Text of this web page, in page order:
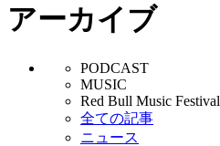
アーカイブ
PODCAST
MUSIC
Red Bull Music Festival
全ての記事
ニュース